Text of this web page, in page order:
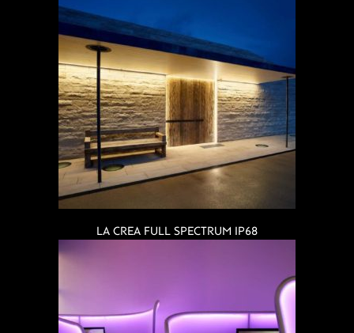
LA CREA FULL SPECTRUM IP68